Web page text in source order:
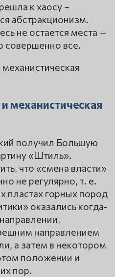
к хаосу –
абстракционизм.
не остается места —
совершенно все.
механистическая
получил Большую
«Штиль».
что «смена власти»
не регулярно, т. е.
пластах горных пород
оказались когда-
направлением
а затем в некотором
положении и
пор.